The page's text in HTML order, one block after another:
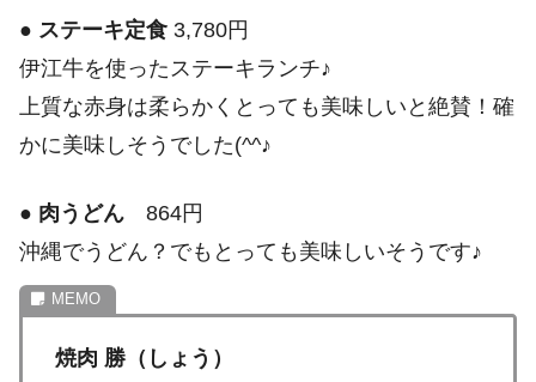
● ステーキ定食 3,780円
伊江牛を使ったステーキランチ♪
上質な赤身は柔らかくとっても美味しいと絶賛！確
かに美味しそうでした(^^♪
● 肉うどん 864円
沖縄でうどん？でもとっても美味しいそうです♪
焼肉 勝（しょう）